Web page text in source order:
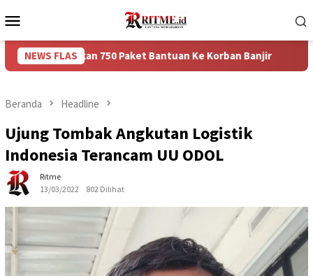
ke
Mobile
NEWS FLAS
750 Paket Bantuan Ke Korban Banjir Puncak Arus
Beranda Headline
Ujung Tombak Angkutan Logistik
Indonesia Terancam UU ODOL
Ritme
13/03/2022
802 Dilihat